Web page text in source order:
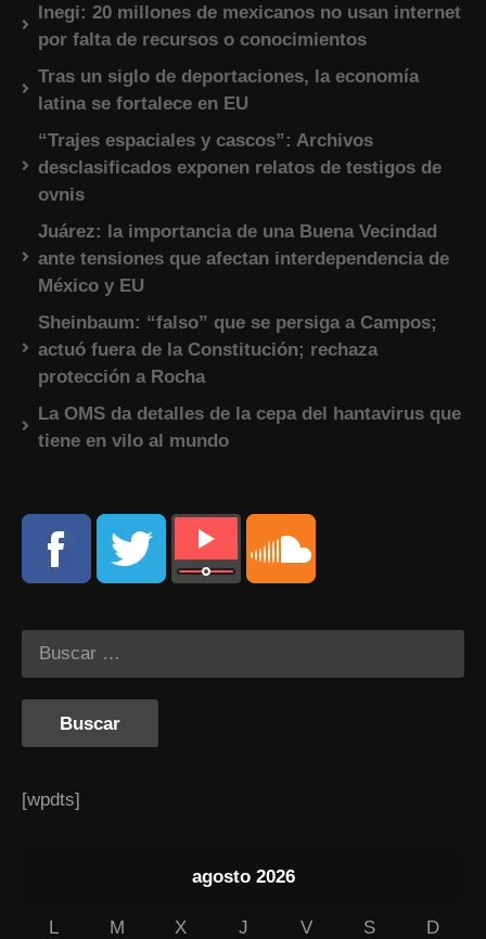
Inegi: 20 millones de mexicanos no usan internet
por falta de recursos o conocimientos
Tras un siglo de deportaciones, la economía
latina se fortalece en EU
“Trajes espaciales y cascos”: Archivos
desclasificados exponen relatos de testigos de
ovnis
Juárez: la importancia de una Buena Vecindad
ante tensiones que afectan interdependencia de
México y EU
Sheinbaum: “falso” que se persiga a Campos;
actuó fuera de la Constitución; rechaza
protección a Rocha
La OMS da detalles de la cepa del hantavirus que
tiene en vilo al mundo
[wpdts]
agosto 2026
L M X J V S
D